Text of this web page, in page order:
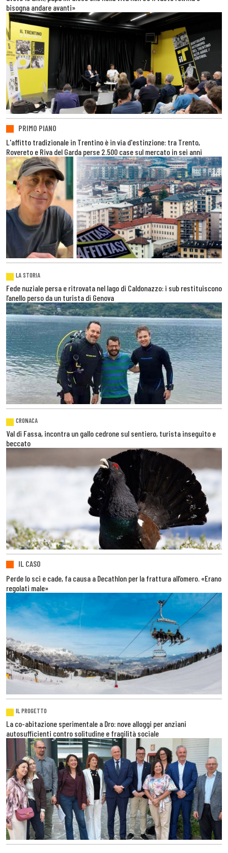
bisogna andare avanti»
PRIMO PIANO
L'affitto tradizionale in Trentino è in via d'estinzione: tra Trento,
Rovereto e Riva del Garda perse 2.500 case sul mercato in sei anni
LA STORIA
Fede nuziale persa e ritrovata nel lago di Caldonazzo: i sub restituiscono
l’anello perso da un turista di Genova
CRONACA
Val di Fassa, incontra un gallo cedrone sul sentiero, turista inseguito e
beccato
IL CASO
Perde lo sci e cade, fa causa a Decathlon per la frattura all’omero. «Erano
regolati male»
IL PROGETTO
La co-abitazione sperimentale a Dro: nove alloggi per anziani
autosufficienti contro solitudine e fragilità sociale